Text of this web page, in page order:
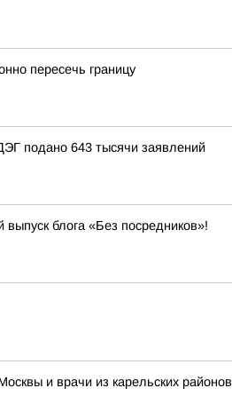
пересечь границу
подано 643 тысячи заявлений
блога «Без посредников»!
и врачи из карельских районов